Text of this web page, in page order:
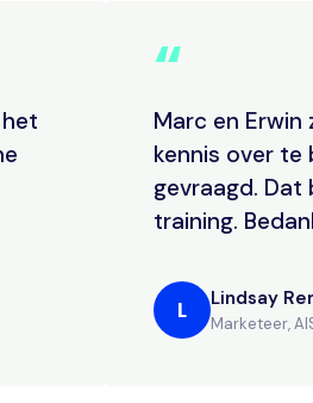
“
Marc en Erwin
kennis over te
gevraagd. Dat
training.
L Lindsay
Marketeer,